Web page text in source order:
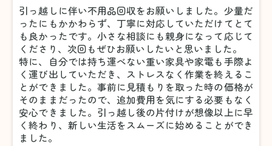
引っ越しに伴い不用品回収をお願いしました。少量だ
ったにもかかわらず、丁寧に対応していただけてとて
も良かったです。小さな相談にも親身になって応じて
くださり、次回もぜひお願いしたいと思いました。
特に、自分では持ち運べない重い家具や家電も手際よ
く運び出していただき、ストレスなく作業を終えるこ
とができました。事前に見積もりを取った時の価格が
そのままだったので、追加費用を気にする必要もなく
安心できました。引っ越し後の片付けが想像以上に早
く終わり、新しい生活をスムーズに始めることができ
ました。